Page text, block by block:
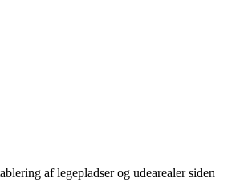
af legepladser og udearealer siden